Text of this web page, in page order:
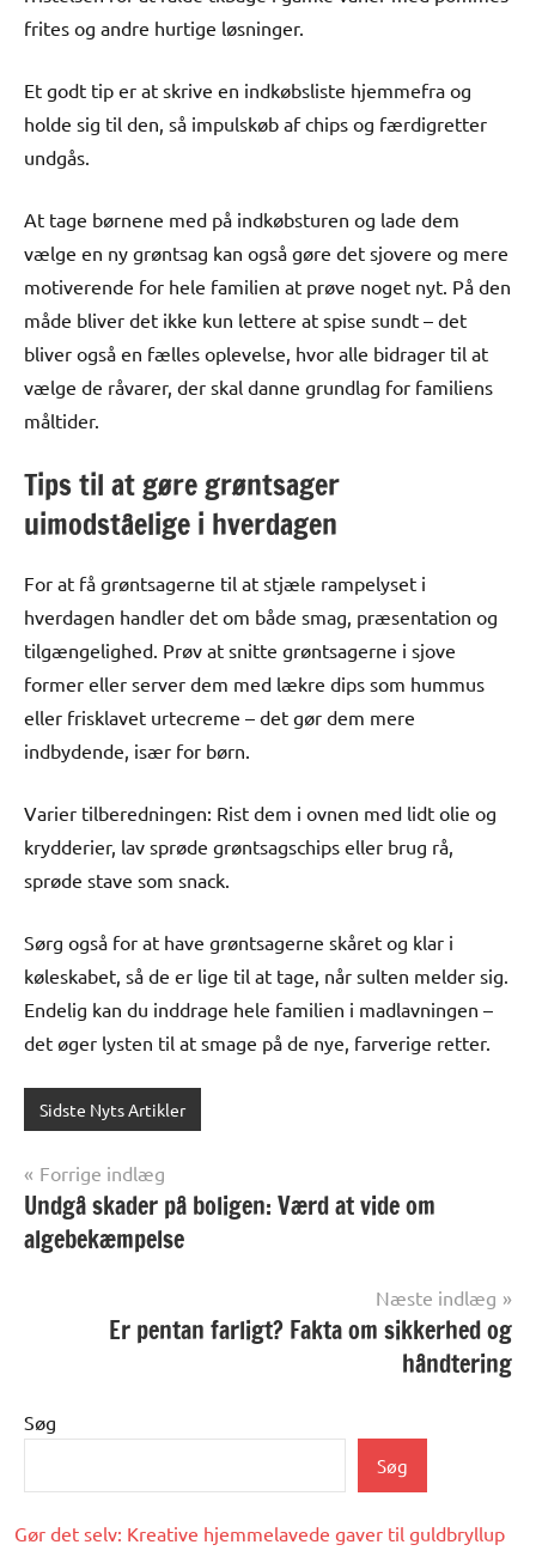
frites og andre hurtige løsninger.
Et godt tip er at skrive en indkøbsliste hjemmefra og
holde sig til den, så impulskøb af chips og færdigretter
undgås.
At tage børnene med på indkøbsturen og lade dem
vælge en ny grøntsag kan også gøre det sjovere og mere
motiverende for hele familien at prøve noget nyt. På den
måde bliver det ikke kun lettere at spise sundt – det
bliver også en fælles oplevelse, hvor alle bidrager til at
vælge de råvarer, der skal danne grundlag for familiens
måltider.
Tips til at gøre grøntsager
uimodståelige i hverdagen
For at få grøntsagerne til at stjæle rampelyset i
hverdagen handler det om både smag, præsentation og
tilgængelighed. Prøv at snitte grøntsagerne i sjove
former eller server dem med lækre dips som hummus
eller frisklavet urtecreme – det gør dem mere
indbydende, især for børn.
Varier tilberedningen: Rist dem i ovnen med lidt olie og
krydderier, lav sprøde grøntsagschips eller brug rå,
sprøde stave som snack.
Sørg også for at have grøntsagerne skåret og klar i
køleskabet, så de er lige til at tage, når sulten melder sig.
Endelig kan du inddrage hele familien i madlavningen –
det øger lysten til at smage på de nye, farverige retter.
Sidste Nyts Artikler
Indlægsnavigation
Forrige indlæg
Undgå skader på boligen: Værd at vide om
algebekæmpelse
Næste indlæg
Er pentan farligt? Fakta om sikkerhed og
håndtering
Søg
Søg
Gør det selv: Kreative hjemmelavede gaver til guldbryllup